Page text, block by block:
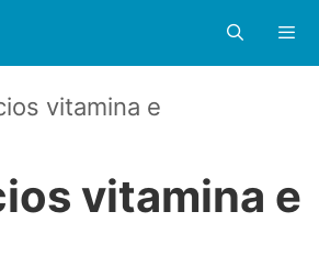
vitamina e
vitamina e